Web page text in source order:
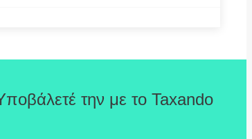
την με το Taxando